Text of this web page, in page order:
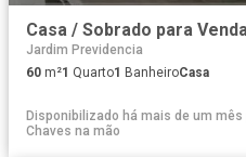
Jardim Previdencia
60 m²1 Quarto1 BanheiroCasa
Disponibilizado há mais de um mês
Chaves na mão